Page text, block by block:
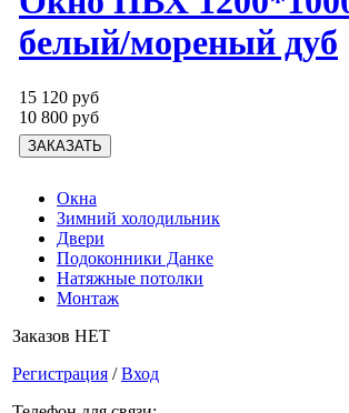
белый/мореный дуб
15 120 руб
10 800 руб
Окна
Зимний холодильник
Двери
Подоконники Данке
Натяжные потолки
Монтаж
Заказов НЕТ
Регистрация /Вход